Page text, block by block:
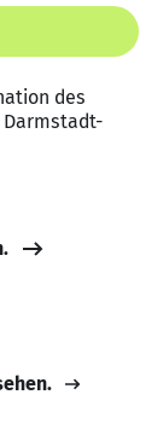
des
Darmstadt-